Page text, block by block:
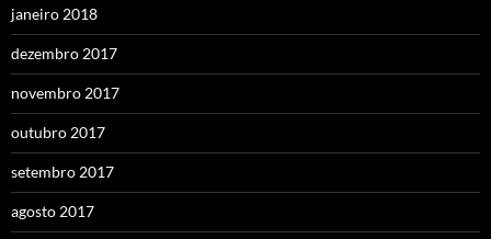
janeiro 2018
dezembro 2017
novembro 2017
outubro 2017
setembro 2017
agosto 2017